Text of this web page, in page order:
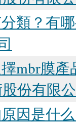
類？有
mbr膜
份有限
因是什